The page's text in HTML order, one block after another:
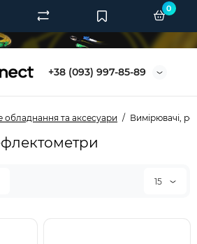
+38 (093) 997-85-89
0
обладнання та аксесуари Вимірювачі,
15